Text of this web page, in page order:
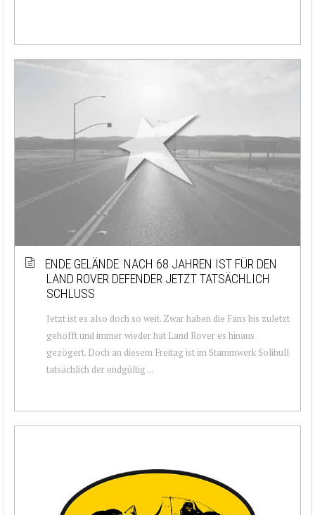
ENDE GELÄNDE: NACH 68 JAHREN IST FÜR DEN
LAND ROVER DEFENDER JETZT TATSÄCHLICH
SCHLUSS
Jetzt ist es also doch so weit. Zwar haben die Fans bis zuletzt
gehofft und immer wieder hat Land Rover es hinaus
gezögert. Doch an diesem Freitag ist im Stammwerk Solihull
tatsächlich der endgültig ...